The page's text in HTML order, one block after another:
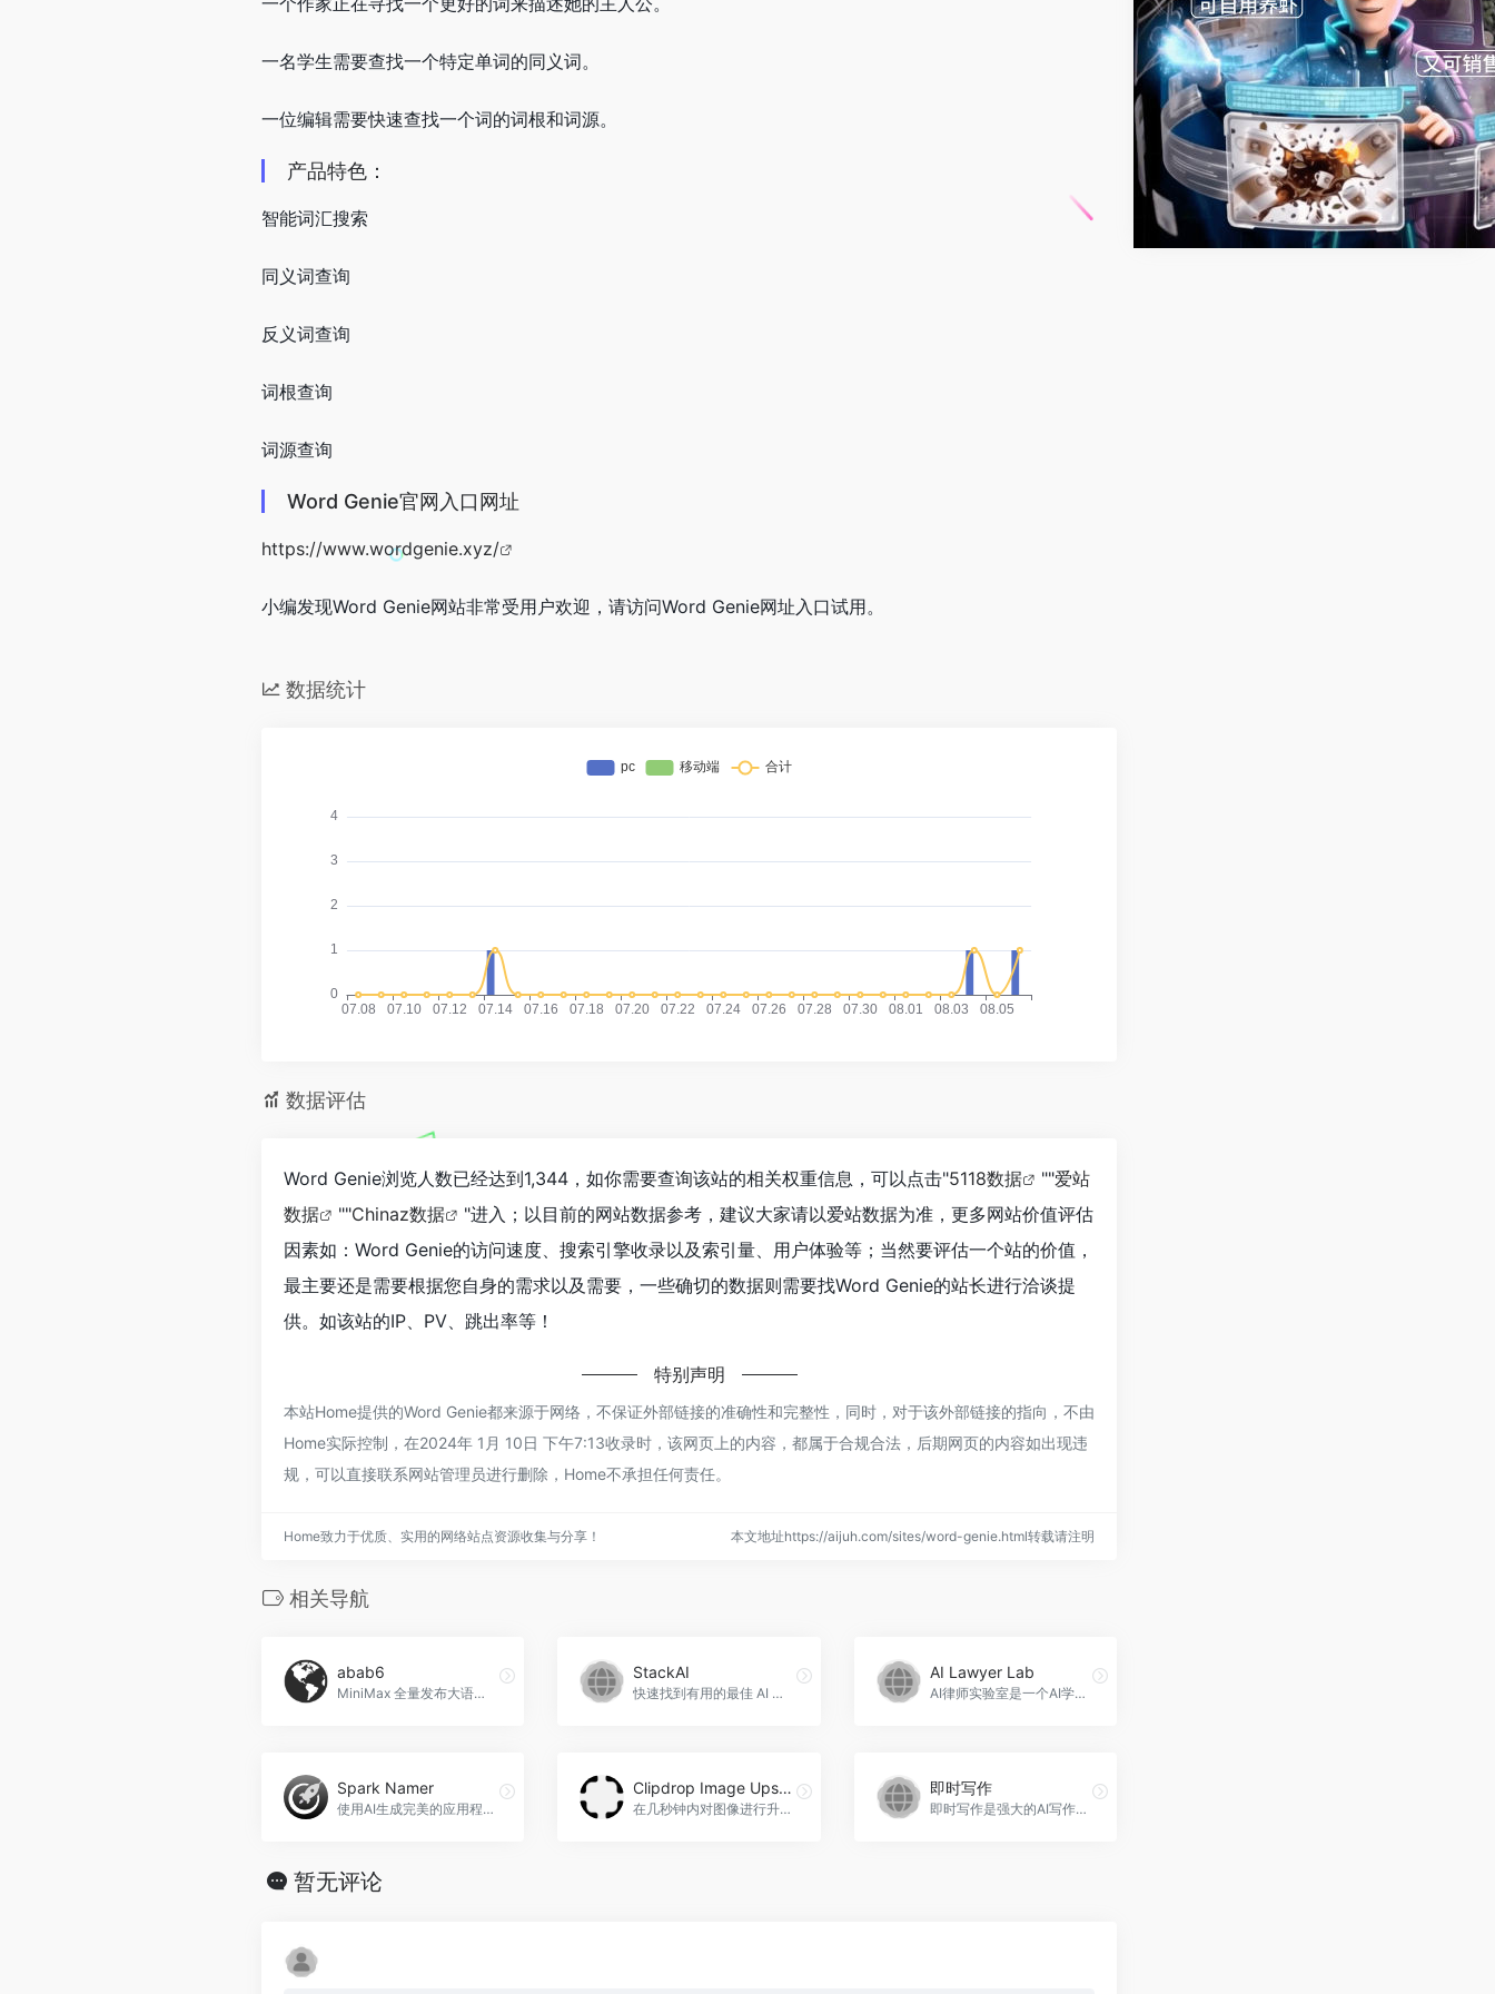
一名学生需要查找一个特定单词的同义词。
一位编辑需要快速查找一个词的词根和词源。
产品特色：
智能词汇搜索
同义词查询
反义词查询
词根查询
词源查询
Word Genie官网入口网址
https://www.wordgenie.xyz/
小编发现Word Genie网站非常受用户欢迎，请访问Word Genie网址入口试用。
数据统计
数据评估
Word Genie浏览人数已经达到1,344，如你需要查询该站的相关权重信息，可以点击"5118数据 ""爱站
数据
""Chinaz数据
"进入；以目前的网站数据参考，建议大家请以爱站数据为准，更多网站价值评估
因素如：Word Genie的访问速度、搜索引擎收录以及索引量、用户体验等；当然要评估一个站的价值，
最主要还是需要根据您自身的需求以及需要，一些确切的数据则需要找Word Genie的站长进行洽谈提
供。如该站的IP、PV、跳出率等！
特别声明
本站Home提供的Word Genie都来源于网络，不保证外部链接的准确性和完整性，同时，对于该外部链接的指向，不由
Home实际控制，在2024年 1月 10日 下午7:13收录时，该网页上的内容，都属于合规合法，后期网页的内容如出现违
规，可以直接联系网站管理员进行删除，Home不承担任何责任。
Home致力于优质、实用的网络站点资源收集与分享！ 本文地址https://aijuh.com/sites/word-genie.html转载请注明
相关导航
abab6
MiniMax 全量发布大语言模型 abab6，为国内首个 MoE 大语言模型。abab6官网入口网址
StackAI
快速找到有用的最佳 AI 工具，StackAI官网入口网址
AI Lawyer Lab
AI律师实验室是一个AI学习平台，旨在帮助法律人为法律行业的AI未来做好准备。
Spark Namer
使用AI生成完美的应用程序域名
Clipdrop Image Upscaler
在几秒钟内对图像进行升级、降噪和增强，Clipdrop Image Upscaler官网入口网址
即时写作
即时写作是强大的AI写作助手，具备多种功能和特色，适用于多平台写作场景，操作便捷。
暂无评论